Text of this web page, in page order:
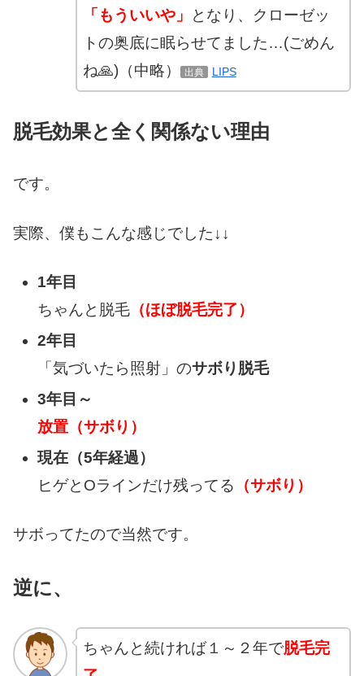
「もういいや」
となり、クローゼッ
トの奥底に眠らせてました…(ごめん
ね🙏)（中略）
出典 LIPS
脱毛効果と全く関係ない理由
です。
実際、僕もこんな感じでした↓↓
1年目
ちゃんと脱毛（ほぼ脱毛完了）
2年目
「気づいたら照射」のサボり脱毛
3年目～
放置（サボり）
現在（5年経過）
ヒゲとOラインだけ残ってる （サボり）
サボってたので当然です。
逆に、
ちゃんと続ければ１～２年で脱毛完